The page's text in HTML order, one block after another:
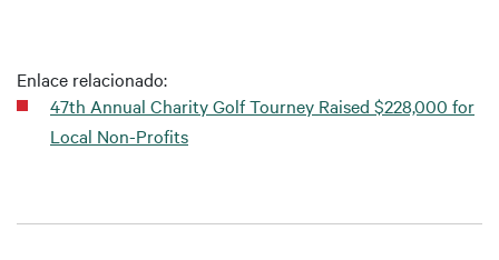
Enlace relacionado:
47th Annual Charity Golf Tourney Raised $228,000 for
Local Non-Profits